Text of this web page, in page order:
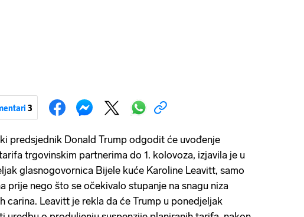
3
predsjednik Donald Trump odgodit će uvođenje
trgovinskim partnerima do 1. kolovoza, izjavila je u
glasnogovornica Bijele kuće Karoline Leavitt, samo
prije nego što se očekivalo stupanje na snagu niza
carina. Leavitt je rekla da će Trump u ponedjeljak